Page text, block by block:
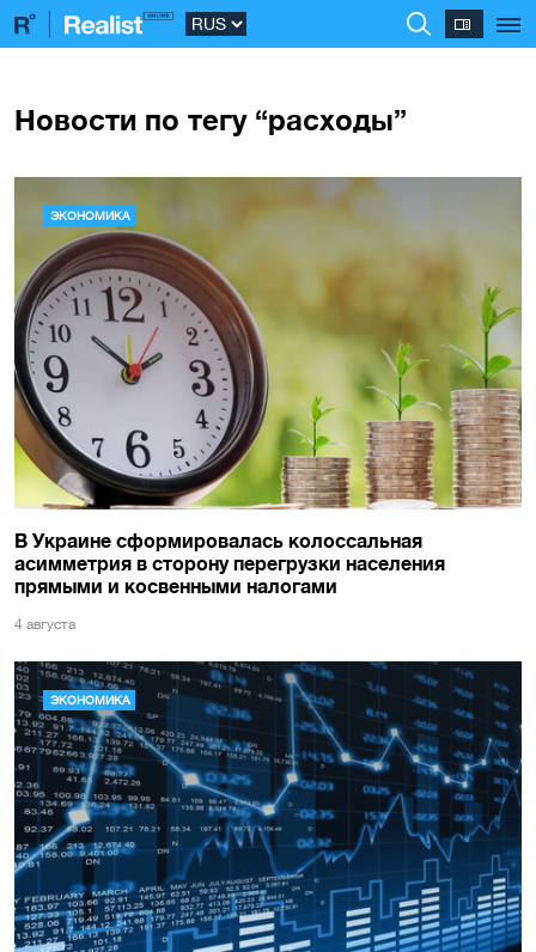
Новости по тегу “расходы”
ЭКОНОМИКА
В Украине сформировалась колоссальная
асимметрия в сторону перегрузки населения
прямыми и косвенными налогами
4 августа
ЭКОНОМИКА